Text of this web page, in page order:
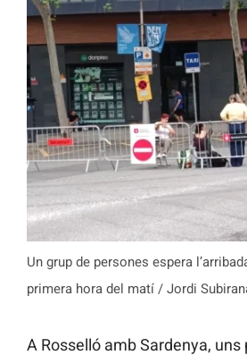
Un grup de persones espera
primera hora del matí / Jordi
A Rosselló amb Sardenya, uns